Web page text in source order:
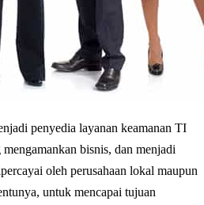
penyedia layanan keamanan TI
bisnis, dan menjadi
oleh perusahaan lokal maupun
untuk mencapai tujuan